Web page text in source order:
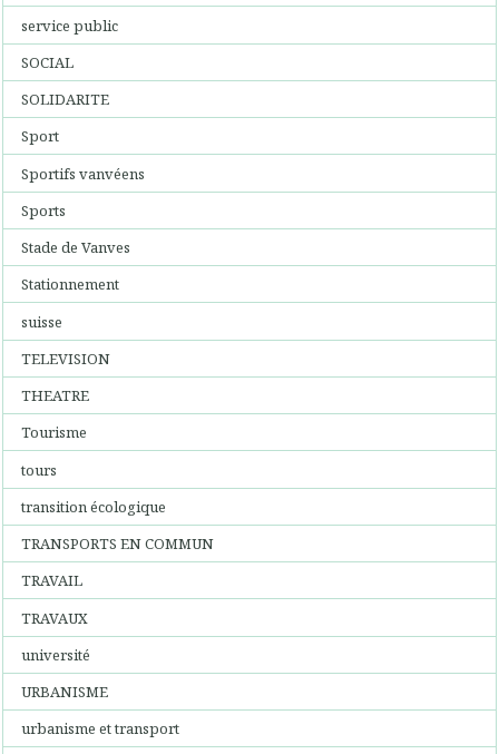
service public
SOCIAL
SOLIDARITE
Sport
Sportifs vanvéens
Sports
Stade de Vanves
Stationnement
suisse
TELEVISION
THEATRE
Tourisme
tours
transition écologique
TRANSPORTS EN COMMUN
TRAVAIL
TRAVAUX
université
URBANISME
urbanisme et transport